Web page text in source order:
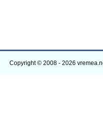
Copyright © 2008 - 2026